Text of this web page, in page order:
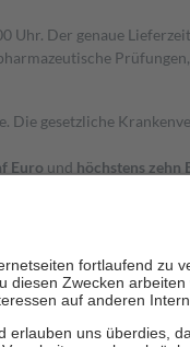
Der genaue
gesetzliche
Euro und höchstens zehn
zu unterstützen, fallen